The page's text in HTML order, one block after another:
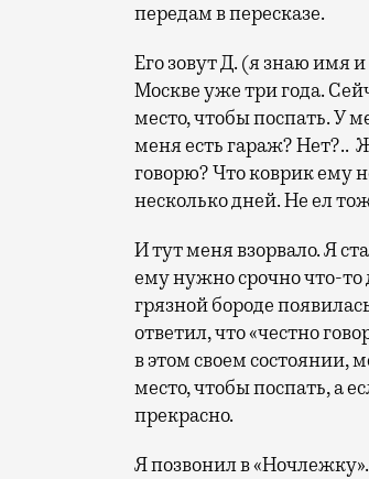
передам в пересказе.
Его зовут Д. (я знаю имя
Москве уже три года.
место, чтобы поспать. У
меня есть гараж? Нет?..
говорю? Что коврик ему
несколько дней. Не ел
И тут меня взорвало. Я
ему нужно срочно что-то
грязной бороде
ответил, что «честно
в этом своем состоянии,
место, чтобы поспать, а
прекрасно.
Я позвонил в